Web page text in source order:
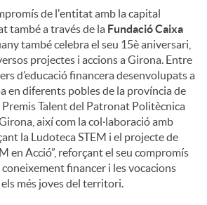
de l'entitat amb la capital
també a través de la Fundació Caixa
també celebra el seu 15è aniversari,
projectes i accions a Girona. Entre
d’educació financera desenvolupats a
en diferents pobles de la província de
Premis Talent del Patronat Politècnica
així com la col·laboració amb
la Ludoteca STEM i el projecte de
en Acció”, reforçant el seu compromís
financer i les vocacions
més joves del territori.